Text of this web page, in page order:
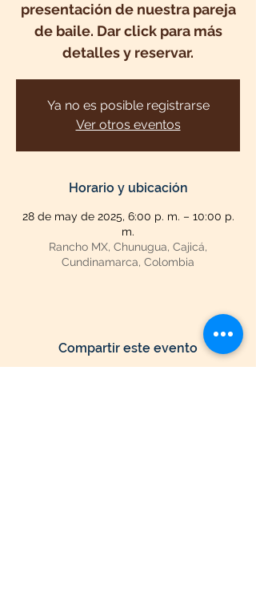
presentación de nuestra pareja
de baile. Dar click para más
detalles y reservar.
Ya no es posible registrarse
Ver otros eventos
Horario y ubicación
28 de may de 2025, 6:00 p. m. – 10:00 p.
m.
Rancho MX, Chunugua, Cajicá,
Cundinamarca, Colombia
Compartir este evento